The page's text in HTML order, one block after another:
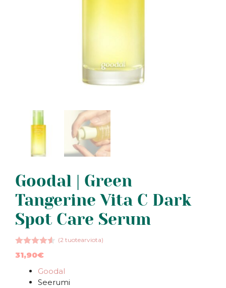
Goodal | Green
Tangerine Vita C Dark
Spot Care Serum
4.50
5:stä
(2 tuotearviota)
31,90€
Goodal
Seerumi